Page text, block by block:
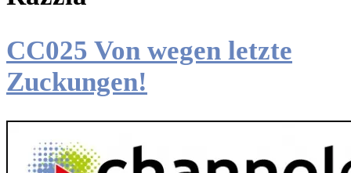
CC025 Von wegen letzte
Zuckungen!